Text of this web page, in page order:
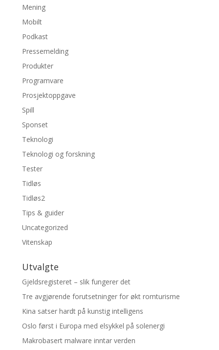
Mening
Mobilt
Podkast
Pressemelding
Produkter
Programvare
Prosjektoppgave
Spill
Sponset
Teknologi
Teknologi og forskning
Tester
Tidløs
Tidløs2
Tips & guider
Uncategorized
Vitenskap
Utvalgte
Gjeldsregisteret – slik fungerer det
Tre avgjørende forutsetninger for økt romturisme
Kina satser hardt på kunstig intelligens
Oslo først i Europa med elsykkel på solenergi
Makrobasert malware inntar verden